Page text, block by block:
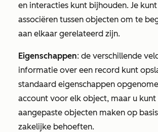
en interacties kunt bijhouden. Je
associëren tussen objecten om te
aan elkaar gerelateerd zijn.
Eigenschappen: de verschillende
informatie over een record kunt
standaard eigenschappen
account voor elk object, maar u
aangepaste objecten maken op
zakelijke behoeften.